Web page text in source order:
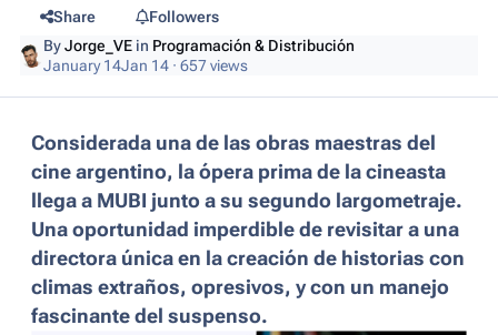
Share
Followers
ByJorge_VE in Programación & Distribución
January 14Jan 14 · 657 views
Considerada una de las obras maestras del
cine argentino, la ópera prima de la cineasta
llega a MUBI junto a su segundo largometraje.
Una oportunidad imperdible de revisitar a una
directora única en la creación de historias con
climas extraños, opresivos, y con un manejo
fascinante del suspenso.